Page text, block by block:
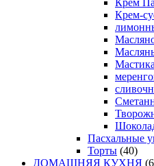
Крем-
Пасхальные
Торты (40)
ДОМАШНЯЯ КУХНЯ